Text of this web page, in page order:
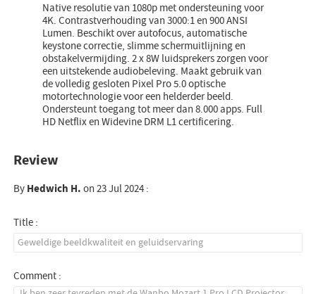
Native resolutie van 1080p met ondersteuning voor
4K. Contrastverhouding van 3000:1 en 900 ANSI
Lumen. Beschikt over autofocus, automatische
keystone correctie, slimme schermuitlijning en
obstakelvermijding. 2 x 8W luidsprekers zorgen voor
een uitstekende audiobeleving. Maakt gebruik van
de volledig gesloten Pixel Pro 5.0 optische
motortechnologie voor een helderder beeld.
Ondersteunt toegang tot meer dan 8.000 apps. Full
HD Netflix en Widevine DRM L1 certificering.
Review
ByHedwich H.on 23 Jul 2024 :
Title :
Comment :